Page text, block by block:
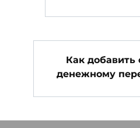
Как добавить
денежному